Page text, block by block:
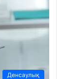
Денсаулық